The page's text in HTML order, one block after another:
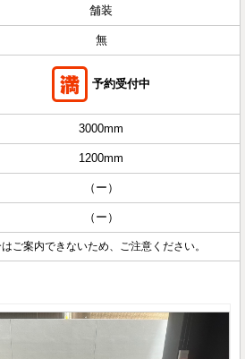
舗装
無
予約受付中
3000mm
1200mm
（ー）
（ー）
ご案内できないため、ご注意ください。